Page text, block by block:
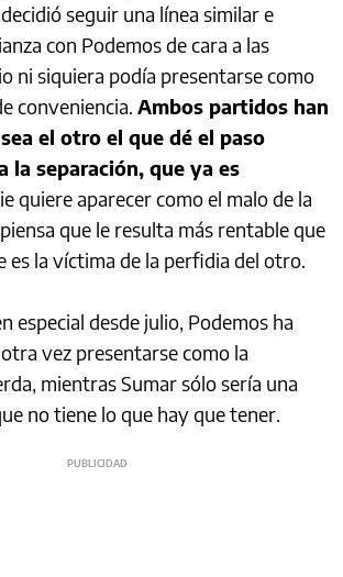
seguir una línea similar e
con Podemos de cara a las
ni siquiera podía presentarse como
conveniencia. Ambos partidos han
el otro el que dé el paso
la separación, que ya es
quiere aparecer como el malo de la
que le resulta más rentable que
es la víctima de la perfidia del otro.
especial desde julio, Podemos ha
vez presentarse como la
mientras Sumar sólo sería una
no tiene lo que hay que tener.